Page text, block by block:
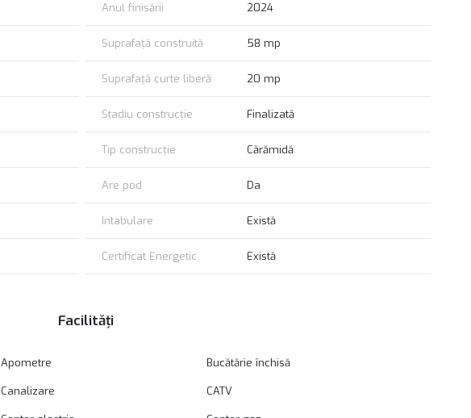
Anul finisării 2024
Suprafață construită 58 mp
Suprafață curte liberă 20 mp
Stadiu construcție Finalizată
Tip construcție Cărămidă
Are pod Da
Intabulare Există
Certificat Energetic Există
Facilități
Apometre Bucătărie închisă
Canalizare CATV